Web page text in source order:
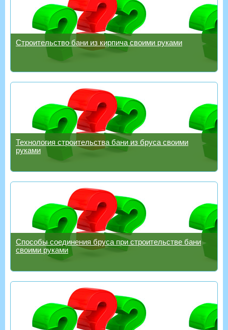
Строительство бани из кирпича своими руками
Технология строительства бани из бруса своими
руками
Способы соединения бруса при строительстве бани
своими руками